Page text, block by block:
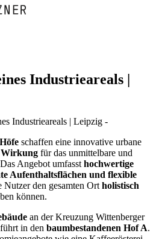
Industrieareals |
schaffen eine innovative urbane
Wirkung für das unmittelbare und
Angebot umfasst hochwertige
Aufenthaltsflächen und flexible
Nutzer den gesamten Ort holistisch
können.
an der Kreuzung Wittenberger
in den baumbestandenen Hof A.